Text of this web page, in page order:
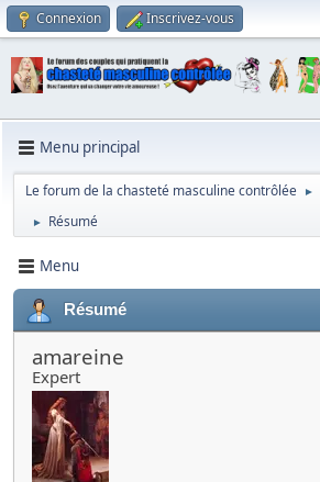
Connexion Inscrivez-vous
Menu principal
Le forum de la chasteté masculine contrôlée ►
► Résumé
Menu
Résumé
amareine
Expert